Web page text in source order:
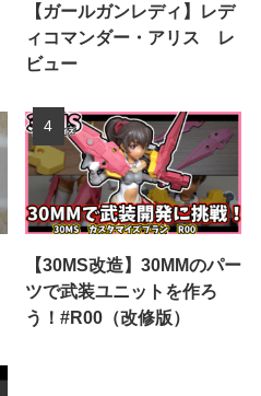
【ガールガンレディ】レデ
ィコマンダー・アリス レ
ビュー
【30MS改造】30MMのパー
ツで武装ユニットを作ろ
う！#R00（改修版）